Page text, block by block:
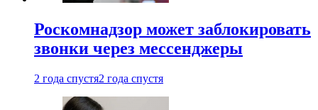
Роскомнадзор может заблокировать
звонки через мессенджеры
2 года спустя2 года спустя